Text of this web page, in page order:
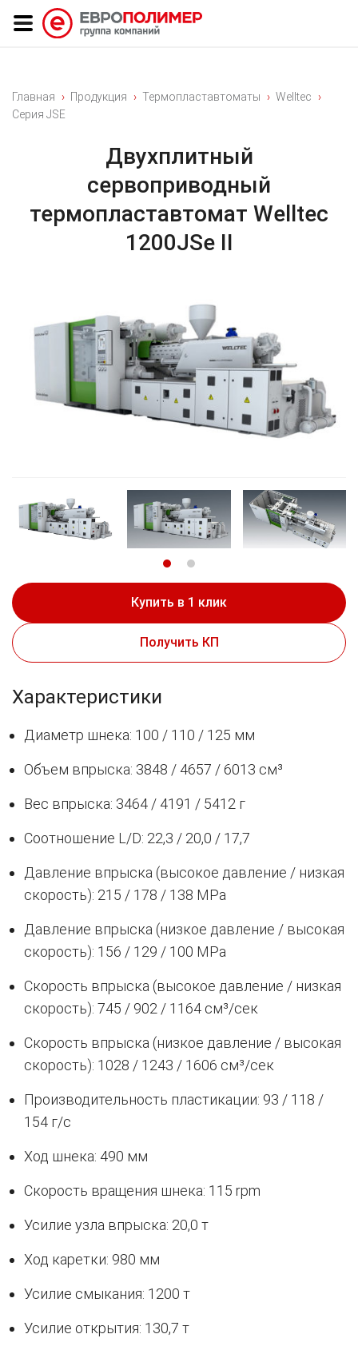
Главная Продукция Термопластавтоматы
Welltec
Серия JSE
Двухплитный
сервоприводный
термопластавтомат Welltec
1200JSe II
Купить в 1 клик
Получить КП
Характеристики
Диаметр шнека: 100 / 110 / 125 мм
Объем впрыска: 3848 / 4657 / 6013 см³
Вес впрыска: 3464 / 4191 / 5412 г
Соотношение L/D: 22,3 / 20,0 / 17,7
Давление впрыска (высокое давление / низкая
скорость): 215 / 178 / 138 MPa
Давление впрыска (низкое давление / высокая
скорость): 156 / 129 / 100 MPa
Скорость впрыска (высокое давление / низкая
скорость): 745 / 902 / 1164 см³/сек
Скорость впрыска (низкое давление / высокая
скорость): 1028 / 1243 / 1606 см³/сек
Производительность пластикации: 93 / 118 /
154 г/с
Ход шнека: 490 мм
Скорость вращения шнека: 115 rpm
Усилие узла впрыска: 20,0 т
Ход каретки: 980 мм
Усилие смыкания: 1200 т
Усилие открытия: 130,7 т